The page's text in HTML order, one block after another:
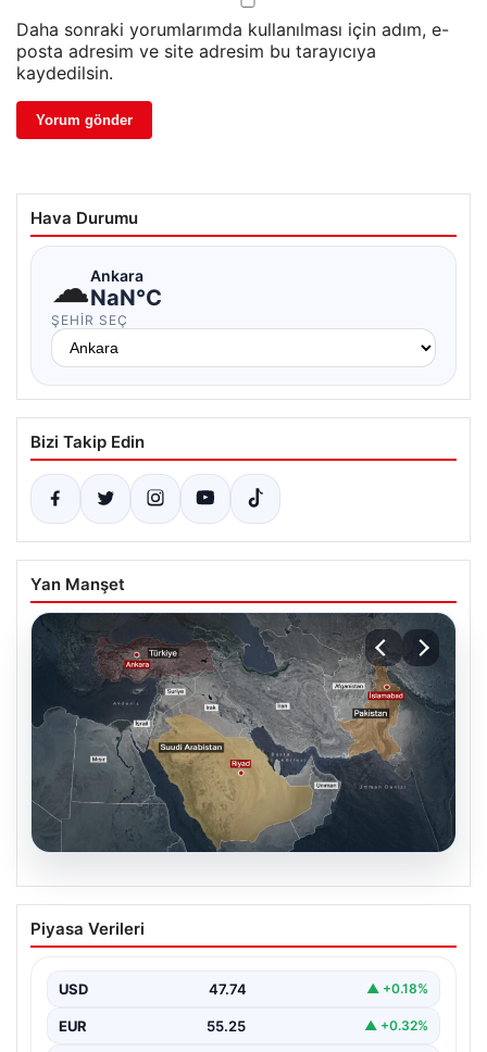
Daha sonraki yorumlarımda kullanılması için adım, e-
posta adresim ve site adresim bu tarayıcıya
kaydedilsin.
Hava Durumu
☁Ankara
NaN°C
ŞEHIR SEÇ
Bizi Takip Edin
Yan Manşet
Mekke Ortak Savunma Anlaşması ne
anlama geliyor? Türkiye, Suudi
ayrıntılar ortaya çıktı
Piyasa Verileri
USD 47.74 ▲ +0.18%
EUR 55.25 ▲ +0.32%